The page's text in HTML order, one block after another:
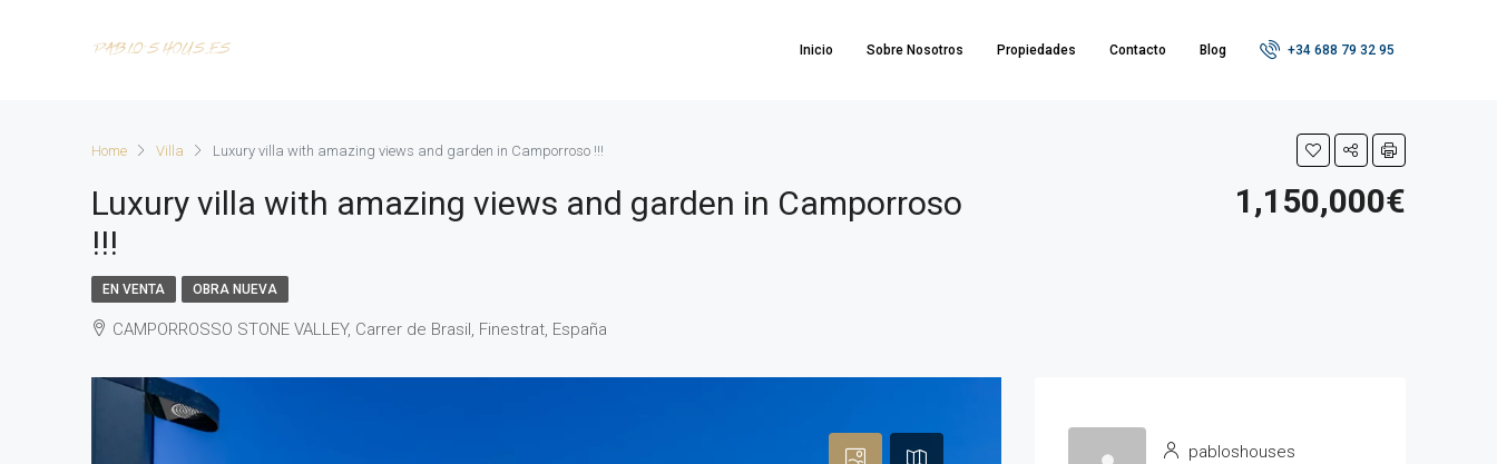
Inicio Sobre Nosotros Propiedades Contacto Blog +34 688 79 32 95
Home Villa Luxury villa with amazing views and garden in Camporroso !!!
Luxury villa with amazing views and garden in Camporroso
!!!
1,150,000€
EN VENTA OBRA NUEVA
CAMPORROSSO STONE VALLEY, Carrer de Brasil, Finestrat, España
pabloshouses